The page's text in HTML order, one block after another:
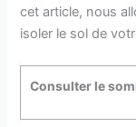
cet article, nous
isoler le sol de
Consulter le